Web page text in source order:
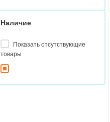
Наличие
Показать отсутствующие
товары